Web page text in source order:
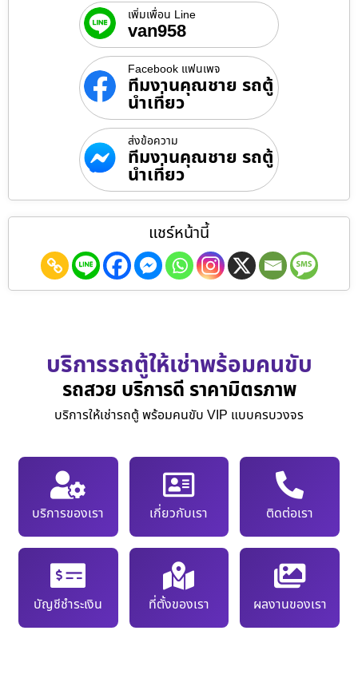
เพิ่มเพื่อน Line
van958
Facebook แฟนเพจ
ทีมงานคุณชาย รถตู้
นำเที่ยว
ส่งข้อความ
ทีมงานคุณชาย รถตู้
นำเที่ยว
แชร์หน้านี้
บริการรถตู้ให้เช่าพร้อมคนขับ
รถสวย บริการดี ราคามิตรภาพ
บริการให้เช่ารถตู้ พร้อมคนขับ VIP แบบครบวงจร
บริการของเรา เกี่ยวกับเรา ติดต่อเรา
บัญชีชำระเงิน ที่ตั้งของเรา ผลงานของเรา